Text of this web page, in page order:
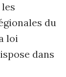
du
loi
dans